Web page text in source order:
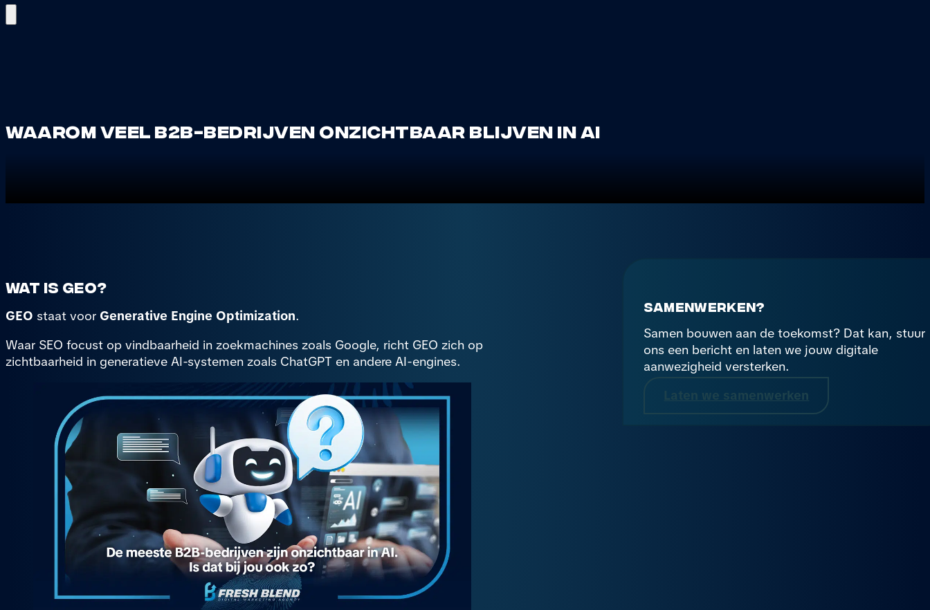
Waarom veel B2B-bedrijven onzichtbaar blijven in AI
Wat is GEO?
GEO staat voor Generative Engine Optimization.
Waar SEO focust op vindbaarheid in zoekmachines zoals Google, richt GEO zich op
zichtbaarheid in generatieve AI-systemen zoals ChatGPT en andere AI-engines.
Samenwerken?
Samen bouwen aan de toekomst? Dat kan, stuur
ons een bericht en laten we jouw digitale
aanwezigheid versterken.
Laten we samenwerken